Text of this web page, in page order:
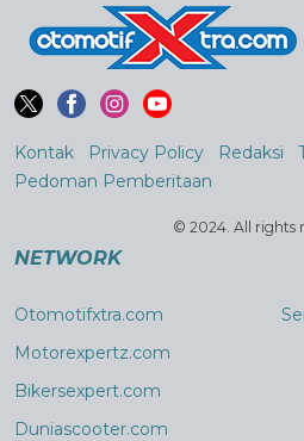
Kontak Privacy Policy Redaksi
Pedoman Pemberitaan
© 2024. All rights
NETWORK
Otomotifxtra.com
Motorexpertz.com
Bikersexpert.com
Duniascooter.com